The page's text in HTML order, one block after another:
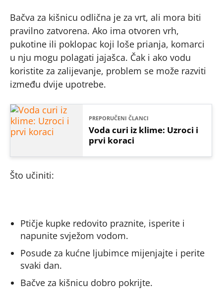
Bačva za kišnicu odlična je za vrt, ali mora biti
pravilno zatvorena. Ako ima otvoren vrh,
pukotine ili poklopac koji loše prianja, komarci
u nju mogu polagati jajašca. Čak i ako vodu
koristite za zalijevanje, problem se može razviti
između dvije upotrebe.
PREPORUČENI ČLANCI
Voda curi iz klime: Uzroci i
prvi koraci
Što učiniti:
Ptičje kupke redovito praznite, isperite i
napunite svježom vodom.
Posude za kućne ljubimce mijenjajte i perite
svaki dan.
Bačve za kišnicu dobro pokrijte.